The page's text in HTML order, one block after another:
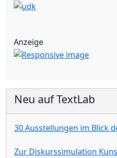
Anzeige
Neu auf TextLab
30 Ausstellungen im Blick
Zur Diskurssimulation